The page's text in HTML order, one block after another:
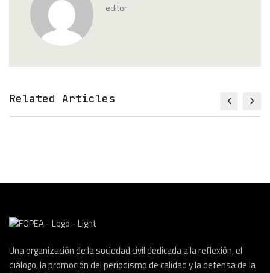
editor
Related Articles
Una organización de la sociedad civil dedicada a la reflexión, el
diálogo, la promoción del periodismo de calidad y la defensa de la